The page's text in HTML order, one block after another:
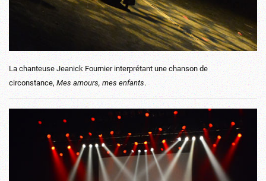
La chanteuse Jeanick Fournier interprétant une chanson de
circonstance,Mes amours, mes enfants.